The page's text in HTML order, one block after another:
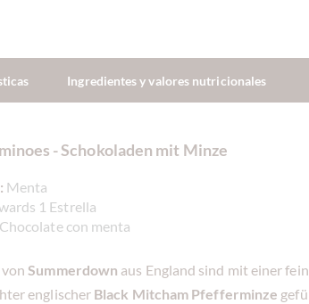
Ingredientes y valores nutricionales
- Schokoladen mit Minze
Menta
1 Estrella
Chocolate con menta
vonSummerdown aus England sind mit einer
englischer Black Mitcham Pfefferminze